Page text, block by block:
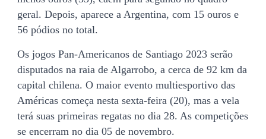
geral. Depois, aparece a Argentina, com 15 ouros e
56 pódios no total.
Os jogos Pan-Americanos de Santiago 2023 serão
disputados na raia de Algarrobo, a cerca de 92 km da
capital chilena. O maior evento multiesportivo das
Américas começa nesta sexta-feira (20), mas a vela
terá suas primeiras regatas no dia 28. As competições
se encerram no dia 05 de novembro.